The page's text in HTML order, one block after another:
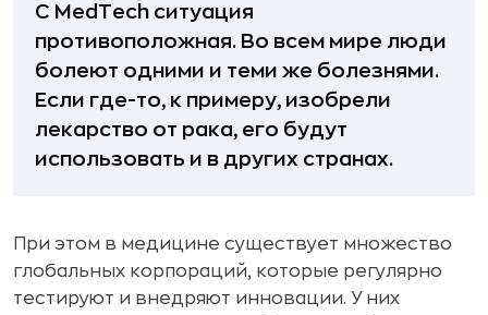
С MedTech ситуация
противоположная. Во всем мире люди
болеют одними и теми же болезнями.
Если где-то, к примеру, изобрели
лекарство от рака, его будут
использовать и в других странах.
При этом в медицине существует множество
глобальных корпораций, которые регулярно
тестируют и внедряют инновации. У них